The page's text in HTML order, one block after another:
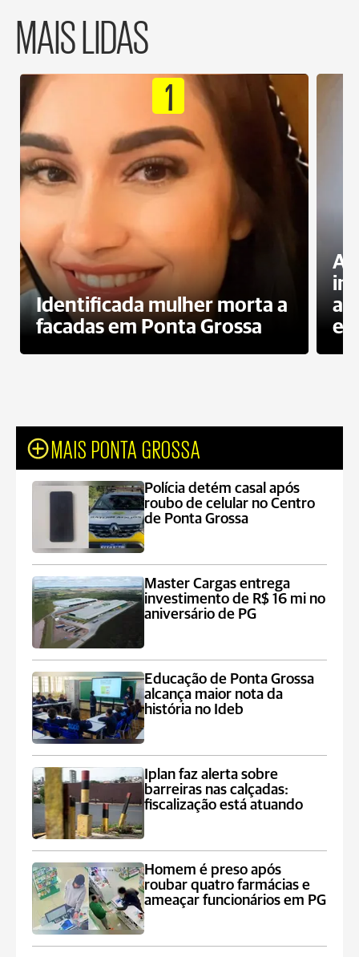
MAIS LIDAS
1
Identificada mulher morta a
facadas em Ponta Grossa
MAIS PONTA GROSSA
Polícia detém casal após
roubo de celular no Centro
de Ponta Grossa
Master Cargas entrega
investimento de R$ 16 mi no
aniversário de PG
Educação de Ponta Grossa
alcança maior nota da
história no Ideb
Iplan faz alerta sobre
barreiras nas calçadas:
fiscalização está atuando
Homem é preso após
roubar quatro farmácias e
ameaçar funcionários em PG